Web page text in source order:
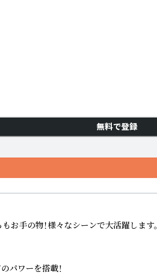
無料で登録
手の物！様々なシーンで大活躍します。
パワーを搭載！